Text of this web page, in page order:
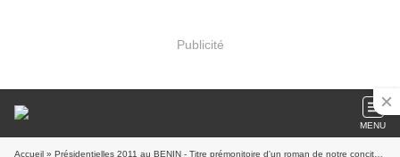
Publicité
MENU
Accueil » Présidentielles 2011 au BENIN - Titre prémonitoire d'un roman de notre concitoyen Olympe Bhêly QUENUM: Un piège sans fin....